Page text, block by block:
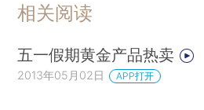
相关阅读
五一假期黄金产品热卖
2013年05月02日 APP打开